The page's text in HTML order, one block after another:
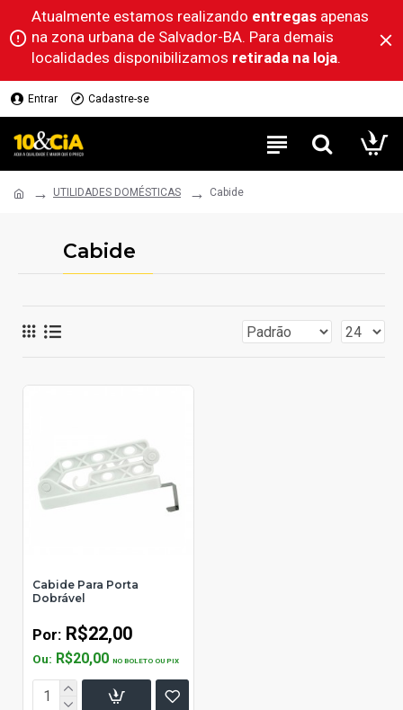
Atualmente estamos realizando entregas apenas
na zona urbana de Salvador-BA. Para demais
localidades disponibilizamos retirada na loja.
Entrar Cadastre-se
UTILIDADES DOMÉSTICAS Cabide
Cabide
Cabide Para Porta
Dobrável
Por: R$22,00
Ou: R$20,00 NO BOLETO OU PIX